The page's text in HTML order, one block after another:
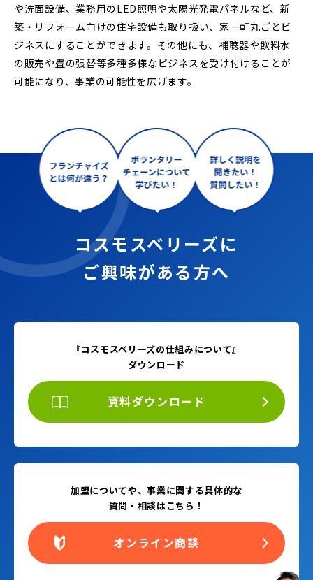
や洗面設備、業務用のLED照明や太陽光発電パネルなど、新
築・リフォーム向けの住宅設備も取り扱い、家一軒丸ごとビ
ジネスにすることができます。その他にも、補聴器や飲料水
の販売や畳の張替等多種多様なビジネスを受け付けることが
可能になり、事業の可能性を広げます。
コスモスベリーズに
ご興味がある方へ
『コスモスベリーズの仕組みについて』
ダウンロード
資料ダウンロード
加盟についてや、事業に関する具体的な
質問・相談はこちら！
オンライン商談